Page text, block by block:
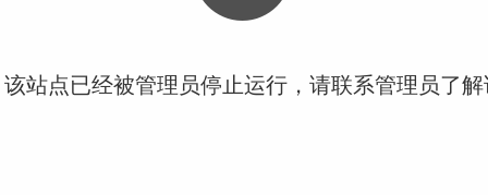
站点已经被管理员停止运行，请联系管理员了